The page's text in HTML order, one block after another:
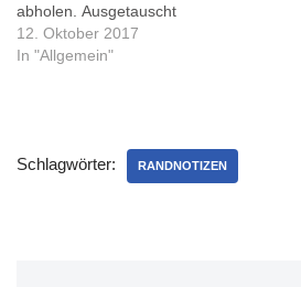
abholen. Ausgetauscht
wurde Artikel-Nr 923-00975,
Hard Drive Bracket, Front,
Heute habe ich das
Macbook meiner Frau
12. Oktober 2017
In "Allgemein"
Schlagwörter: RANDNOTIZEN